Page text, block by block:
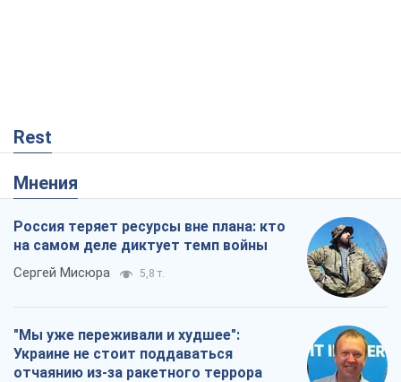
Rest
Мнения
Россия теряет ресурсы вне плана: кто
на самом деле диктует темп войны
Сергей Мисюра 5,8 т.
"Мы уже переживали и худшее":
Украине не стоит поддаваться
отчаянию из-за ракетного террора